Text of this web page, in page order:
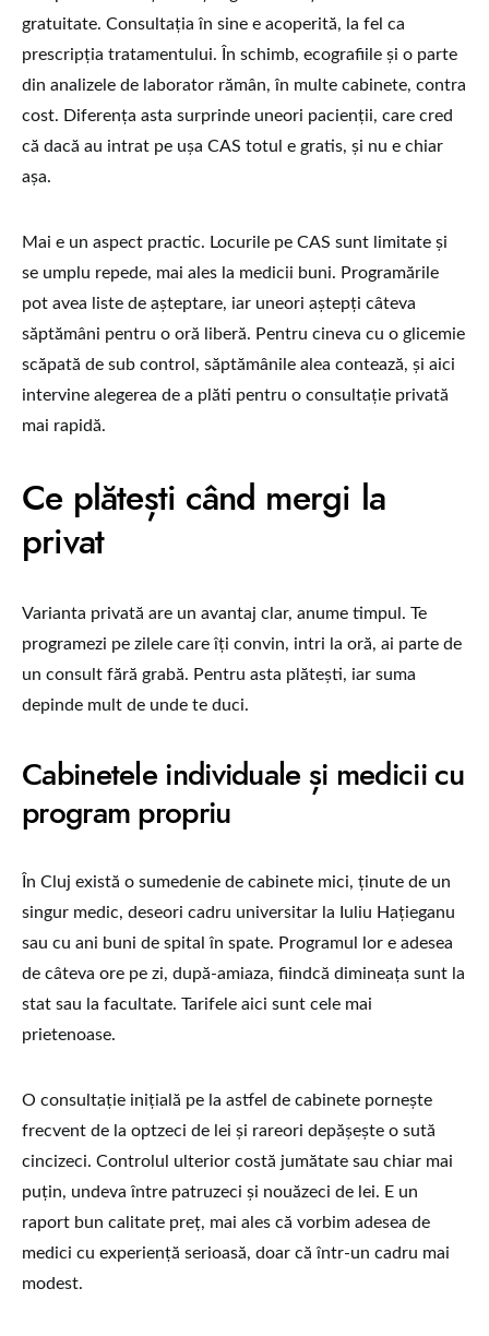
gratuitate. Consultația în sine e acoperită, la fel ca
prescripția tratamentului. În schimb, ecografiile și o parte
din analizele de laborator rămân, în multe cabinete, contra
cost. Diferența asta surprinde uneori pacienții, care cred
că dacă au intrat pe ușa CAS totul e gratis, și nu e chiar
așa.
Mai e un aspect practic. Locurile pe CAS sunt limitate și
se umplu repede, mai ales la medicii buni. Programările
pot avea liste de așteptare, iar uneori aștepți câteva
săptămâni pentru o oră liberă. Pentru cineva cu o glicemie
scăpată de sub control, săptămânile alea contează, și aici
intervine alegerea de a plăti pentru o consultație privată
mai rapidă.
Ce plătești când mergi la
privat
Varianta privată are un avantaj clar, anume timpul. Te
programezi pe zilele care îți convin, intri la oră, ai parte de
un consult fără grabă. Pentru asta plătești, iar suma
depinde mult de unde te duci.
Cabinetele individuale și medicii cu
program propriu
În Cluj există o sumedenie de cabinete mici, ținute de un
singur medic, deseori cadru universitar la Iuliu Hațieganu
sau cu ani buni de spital în spate. Programul lor e adesea
de câteva ore pe zi, după-amiaza, fiindcă dimineața sunt la
stat sau la facultate. Tarifele aici sunt cele mai
prietenoase.
O consultație inițială pe la astfel de cabinete pornește
frecvent de la optzeci de lei și rareori depășește o sută
cincizeci. Controlul ulterior costă jumătate sau chiar mai
puțin, undeva între patruzeci și nouăzeci de lei. E un
raport bun calitate preț, mai ales că vorbim adesea de
medici cu experiență serioasă, doar că într-un cadru mai
modest.